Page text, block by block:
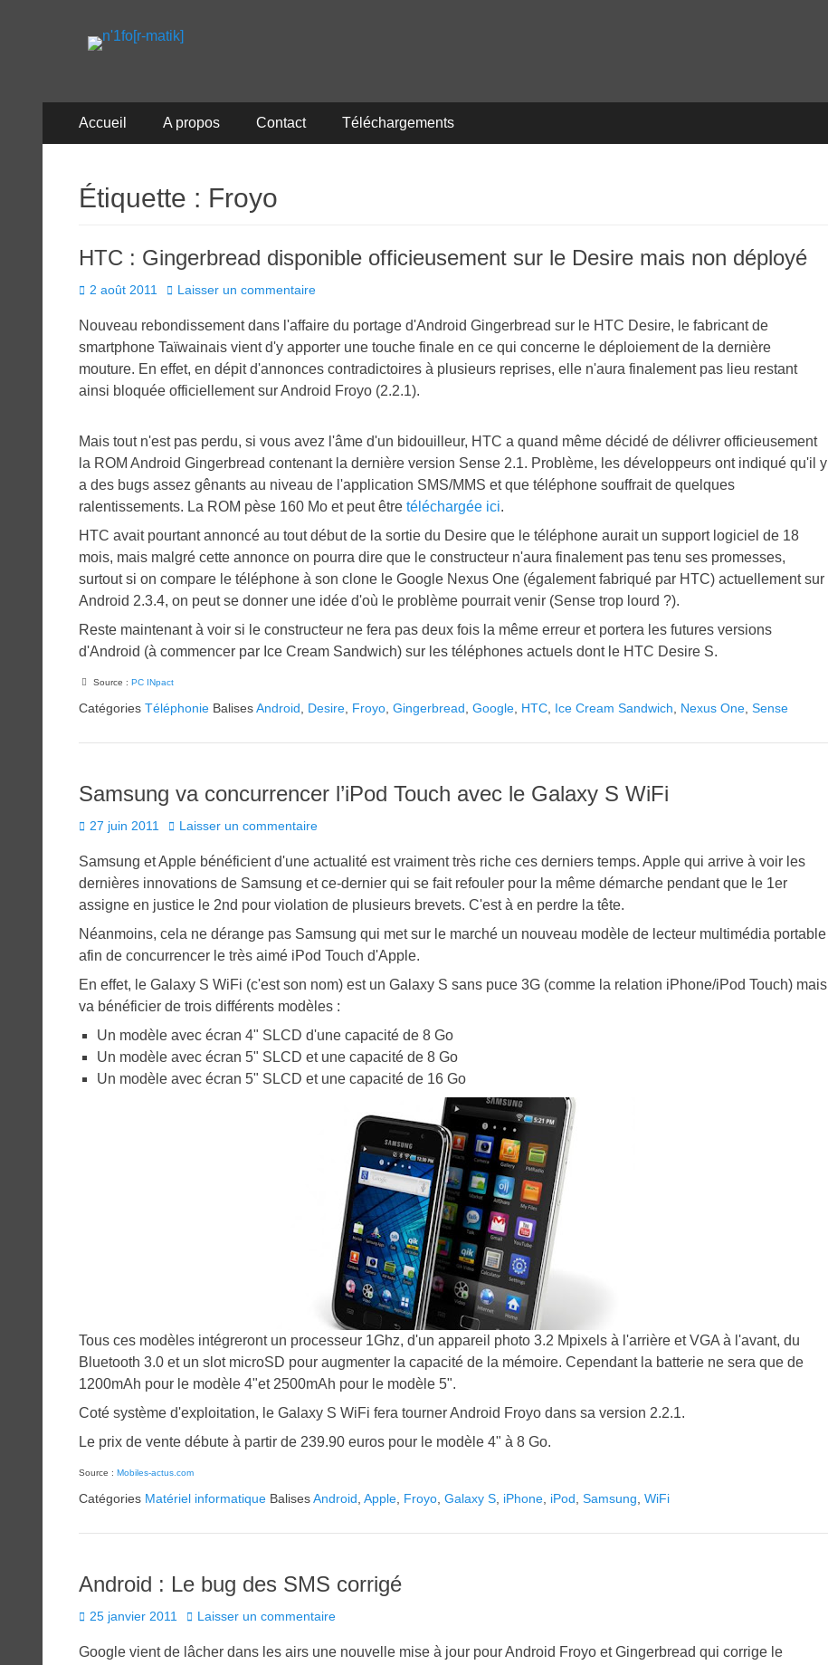
n'1fo[r-matik]
Pour les nymphos d'infos en info…
Menu
principal
Accueil A propos Contact Téléchargements
Étiquette : Froyo
HTC : Gingerbread disponible officieusement sur le Desire mais non déployé
Posted
2 août 2011 Laisser un commentaire
Nouveau rebondissement dans l'affaire du portage d'Android Gingerbread sur le HTC Desire, le fabricant de
smartphone Taïwainais vient d'y apporter une touche finale en ce qui concerne le déploiement de la dernière
mouture. En effet, en dépit d'annonces contradictoires à plusieurs reprises, elle n'aura finalement pas lieu restant
ainsi bloquée officiellement sur Android Froyo (2.2.1).
Mais tout n'est pas perdu, si vous avez l'âme d'un bidouilleur, HTC a quand même décidé de délivrer officieusement
la ROM Android Gingerbread contenant la dernière version Sense 2.1. Problème, les développeurs ont indiqué qu'il y
a des bugs assez gênants au niveau de l'application SMS/MMS et que téléphone souffrait de quelques
ralentissements. La ROM pèse 160 Mo et peut être téléchargée ici.
HTC avait pourtant annoncé au tout début de la sortie du Desire que le téléphone aurait un support logiciel de 18
mois, mais malgré cette annonce on pourra dire que le constructeur n'aura finalement pas tenu ses promesses,
surtout si on compare le téléphone à son clone le Google Nexus One (également fabriqué par HTC) actuellement sur
Android 2.3.4, on peut se donner une idée d'où le problème pourrait venir (Sense trop lourd ?).
Reste maintenant à voir si le constructeur ne fera pas deux fois la même erreur et portera les futures versions
d'Android (à commencer par Ice Cream Sandwich) sur les téléphones actuels dont le HTC Desire S.
Source : PC INpact
Catégories Téléphonie BalisesAndroid Desire Froyo Gingerbread Google HTC Ice Cream Sandwich Nexus One Sense
Samsung va concurrencer l’iPod Touch avec le Galaxy S WiFi
Posted
27 juin 2011 Laisser un commentaire
Samsung et Apple bénéficient d'une actualité est vraiment très riche ces derniers temps. Apple qui arrive à voir les
dernières innovations de Samsung et ce-dernier qui se fait refouler pour la même démarche pendant que le 1er
assigne en justice le 2nd pour violation de plusieurs brevets. C'est à en perdre la tête.
Néanmoins, cela ne dérange pas Samsung qui met sur le marché un nouveau modèle de lecteur multimédia portable
afin de concurrencer le très aimé iPod Touch d'Apple.
En effet, le Galaxy S WiFi (c'est son nom) est un Galaxy S sans puce 3G (comme la relation iPhone/iPod Touch) mais
va bénéficier de trois différents modèles :
Un modèle avec écran 4" SLCD d'une capacité de 8 Go
Un modèle avec écran 5" SLCD et une capacité de 8 Go
Un modèle avec écran 5" SLCD et une capacité de 16 Go
Tous ces modèles intégreront un processeur 1Ghz, d'un appareil photo 3.2 Mpixels à l'arrière et VGA à l'avant, du
Bluetooth 3.0 et un slot microSD pour augmenter la capacité de la mémoire. Cependant la batterie ne sera que de
1200mAh pour le modèle 4"et 2500mAh pour le modèle 5".
Coté système d'exploitation, le Galaxy S WiFi fera tourner Android Froyo dans sa version 2.2.1.
Le prix de vente débute à partir de 239.90 euros pour le modèle 4" à 8 Go.
Source : Mobiles-actus.com
Catégories Matériel informatique BalisesAndroid Apple Froyo Galaxy S iPhone iPod Samsung WiFi
Android : Le bug des SMS corrigé
Posted
25 janvier 2011 Laisser un commentaire
Google vient de lâcher dans les airs une nouvelle mise à jour pour Android Froyo et Gingerbread qui corrige le